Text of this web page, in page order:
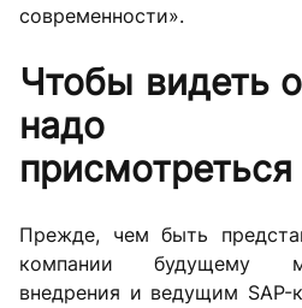
современности».
Чтобы видеть
надо
Прежде, чем быть
компании будущему
внедрения и ведущим SAP-